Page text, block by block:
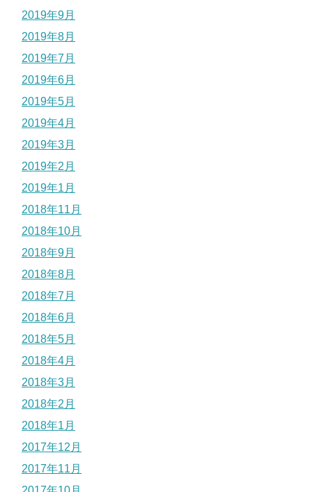
2019年9月
2019年8月
2019年7月
2019年6月
2019年5月
2019年4月
2019年3月
2019年2月
2019年1月
2018年11月
2018年10月
2018年9月
2018年8月
2018年7月
2018年6月
2018年5月
2018年4月
2018年3月
2018年2月
2018年1月
2017年12月
2017年11月